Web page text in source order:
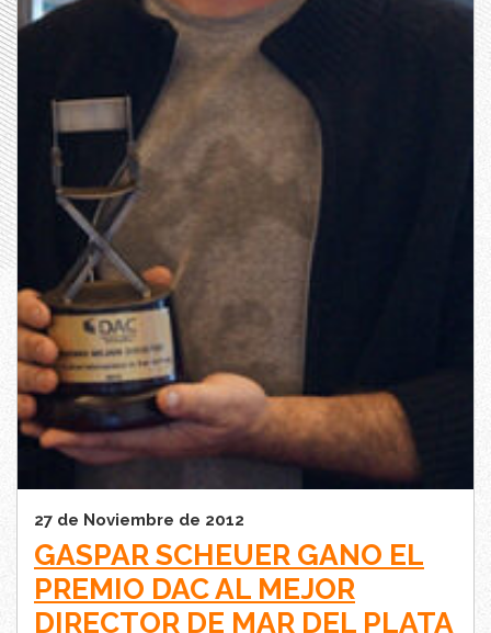
27 de Noviembre de 2012
GASPAR SCHEUER GANO EL
PREMIO DAC AL MEJOR
DIRECTOR DE MAR DEL PLATA